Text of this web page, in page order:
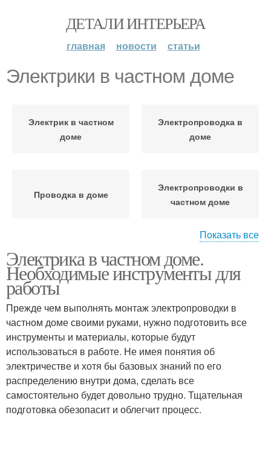
ДЕТАЛИ ИНТЕРЬЕРА
главная новости статьи
Электрики в частном доме
Электрик в частном
доме
Электропроводка в
доме
Проводка в доме
Электропроводки в
частном доме
Электрики в доме
частном доме
Электропроводки в
частном или
Загородный дом
Деревянный дом Электрик в квартире
Показать все
Электрика в частном доме.
Необходимые инструменты для
работы
Прежде чем выполнять монтаж электропроводки в
частном доме своими руками, нужно подготовить все
инструменты и материалы, которые будут
использоваться в работе. Не имея понятия об
электричестве и хотя бы базовых знаний по его
распределению внутри дома, сделать все
самостоятельно будет довольно трудно. Тщательная
подготовка обезопасит и облегчит процесс.